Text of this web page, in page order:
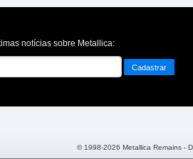
notícias sobre Metallica:
© 1998-2026 Metallica Remains -